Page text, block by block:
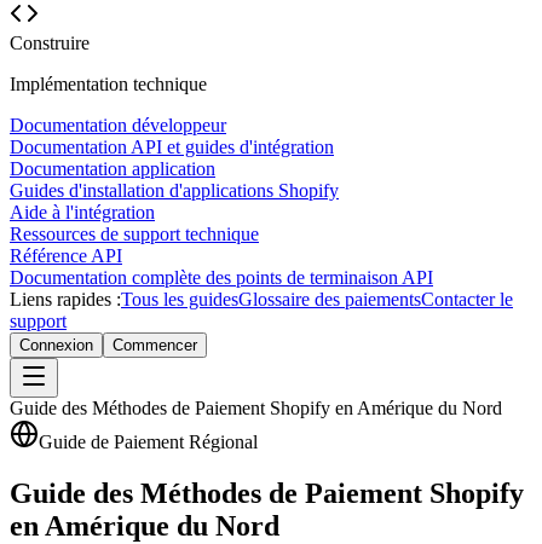
Construire
Implémentation technique
Documentation développeur
Documentation API et guides d'intégration
Documentation application
Guides d'installation d'applications Shopify
Aide à l'intégration
Ressources de support technique
Référence API
Documentation complète des points de terminaison API
Liens rapides :Tous les guidesGlossaire des paiementsContacter le
support
Connexion Commencer
Guide des Méthodes de Paiement Shopify en Amérique du Nord
Guide de Paiement Régional
Guide des Méthodes de Paiement Shopify
en Amérique du Nord